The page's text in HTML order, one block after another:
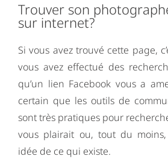
Trouver son
sur internet?
Si vous avez trouvé cette page,
vous avez effectué des
qu’un lien Facebook vous a
certain que les outils de
sont très pratiques pour
vous plairait ou, tout du
idée de ce qui existe.